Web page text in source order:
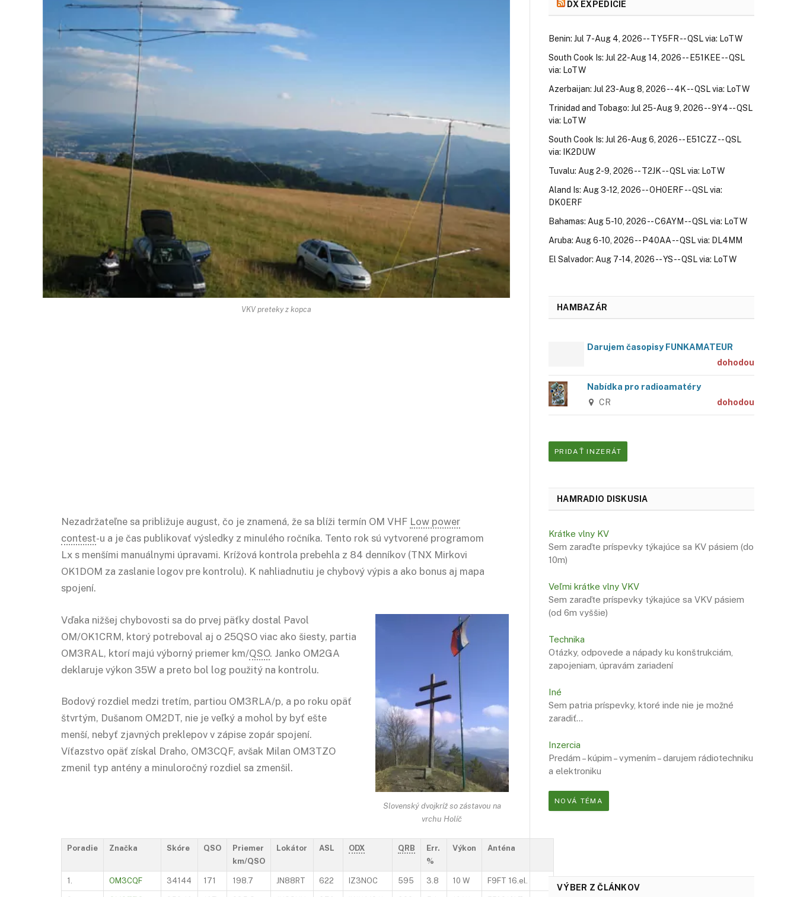
VKV preteky z kopca
Nezadržateľne sa približuje august, čo je znamená, že sa blíži termín OM VHF Low power
contest-u a je čas publikovať výsledky z minulého ročníka. Tento rok sú vytvorené programom
Lx s menšími manuálnymi úpravami. Krížová kontrola prebehla z 84 denníkov (TNX Mirkovi
OK1DOM za zaslanie logov pre kontrolu). K nahliadnutiu je chybový výpis a ako bonus aj mapa
spojení.
Slovenský dvojkríž so zástavou na
vrchu Holíč
Vďaka nižšej chybovosti sa do prvej päťky dostal Pavol
OM/OK1CRM, ktorý potreboval aj o 25QSO viac ako šiesty, partia
OM3RAL, ktorí majú výborný priemer km/QSO. Janko OM2GA
deklaruje výkon 35W a preto bol log použitý na kontrolu.
Bodový rozdiel medzi tretím, partiou OM3RLA/p, a po roku opäť
štvrtým, Dušanom OM2DT, nie je veľký a mohol by byť ešte
menší, nebyť zjavných preklepov v zápise zopár spojení.
Víťazstvo opäť získal Draho, OM3CQF, avšak Milan OM3TZO
zmenil typ antény a minuloročný rozdiel sa zmenšil.
Poradie Značka Skóre QSO
Priemer
km/QSO
Lokátor ASL ODX QRB
Err.
%
Výkon Anténa
1. OM3CQF 34144 171 198.7 JN88RT 622 IZ3NOC 595 3.8 10 W F9FT 16.el.
DX EXPEDÍCIE
Benin: Jul 7-Aug 4, 2026 -- TY5FR -- QSL via: LoTW
South Cook Is: Jul 22-Aug 14, 2026 -- E51KEE -- QSL
via: LoTW
Azerbaijan: Jul 23-Aug 8, 2026 -- 4K -- QSL via: LoTW
Trinidad and Tobago: Jul 25-Aug 9, 2026 -- 9Y4 -- QSL
via: LoTW
South Cook Is: Jul 26-Aug 6, 2026 -- E51CZZ -- QSL
via: IK2DUW
Tuvalu: Aug 2-9, 2026 -- T2JK -- QSL via: LoTW
Aland Is: Aug 3-12, 2026 -- OH0ERF -- QSL via:
DK0ERF
Bahamas: Aug 5-10, 2026 -- C6AYM -- QSL via: LoTW
Aruba: Aug 6-10, 2026 -- P40AA -- QSL via: DL4MM
El Salvador: Aug 7-14, 2026 -- YS -- QSL via: LoTW
HAMBAZÁR
Darujem časopisy FUNKAMATEUR
dohodou
Nabídka pro radioamatéry
CR dohodou
PRIDAŤ INZERÁT
HAMRADIO DISKUSIA
Krátke vlny KV
Sem zaraďte príspevky týkajúce sa KV pásiem (do
10m)
Veľmi krátke vlny VKV
Sem zaraďte príspevky týkajúce sa VKV pásiem
(od 6m vyššie)
Technika
Otázky, odpovede a nápady ku konštrukciám,
zapojeniam, úpravám zariadení
Iné
Sem patria príspevky, ktoré inde nie je možné
zaradiť…
Inzercia
Predám – kúpim – vymením – darujem rádiotechniku
a elektroniku
NOVÁ TÉMA
VÝBER Z ČLÁNKOV